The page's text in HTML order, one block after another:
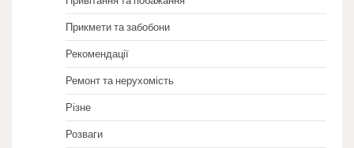
Прикмети та забобони
Рекомендації
Ремонт та нерухомість
Різне
Розваги